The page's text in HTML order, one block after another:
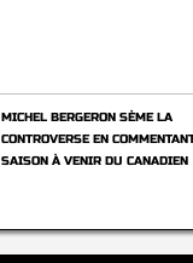
MICHEL BERGERON SÈME LA
CONTROVERSE EN
SAISON À VENIR DU CANADIEN